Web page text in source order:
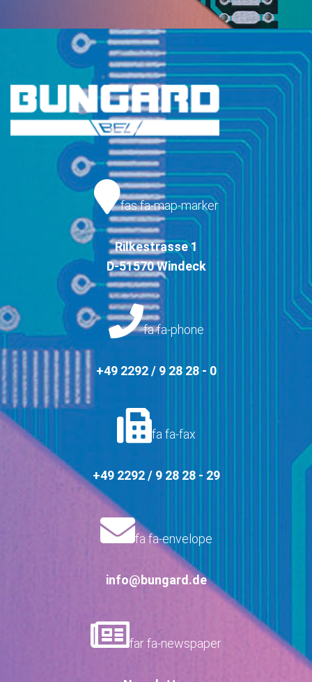
fas fa-map-marker
Rilkestrasse 1
D-51570 Windeck
fa fa-phone
+49 2292 / 9 28 28 - 0
fa fa-fax
+49 2292 / 9 28 28 - 29
fa fa-envelope
info@bungard.de
far fa-newspaper